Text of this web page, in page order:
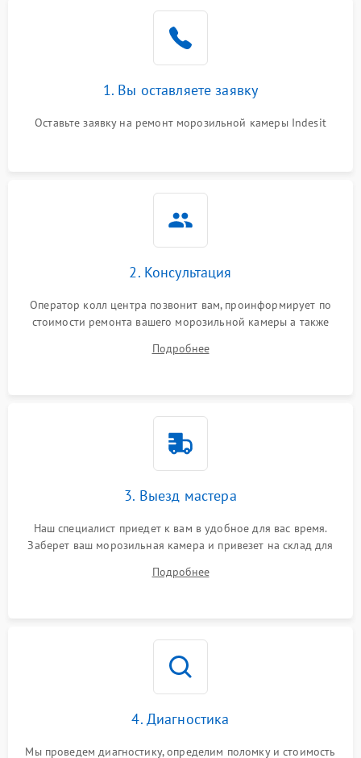
1. Вы оставляете заявку
Оставьте заявку на ремонт морозильной камеры Indesit
2. Консультация
Оператор колл центра позвонит вам, проинформирует по
стоимости ремонта вашего морозильной камеры а также
Подробнее
3. Выезд мастера
Наш специалист приедет к вам в удобное для вас время.
Заберет ваш морозильная камера и привезет на склад для
Подробнее
4. Диагностика
Мы проведем диагностику, определим поломку и стоимость